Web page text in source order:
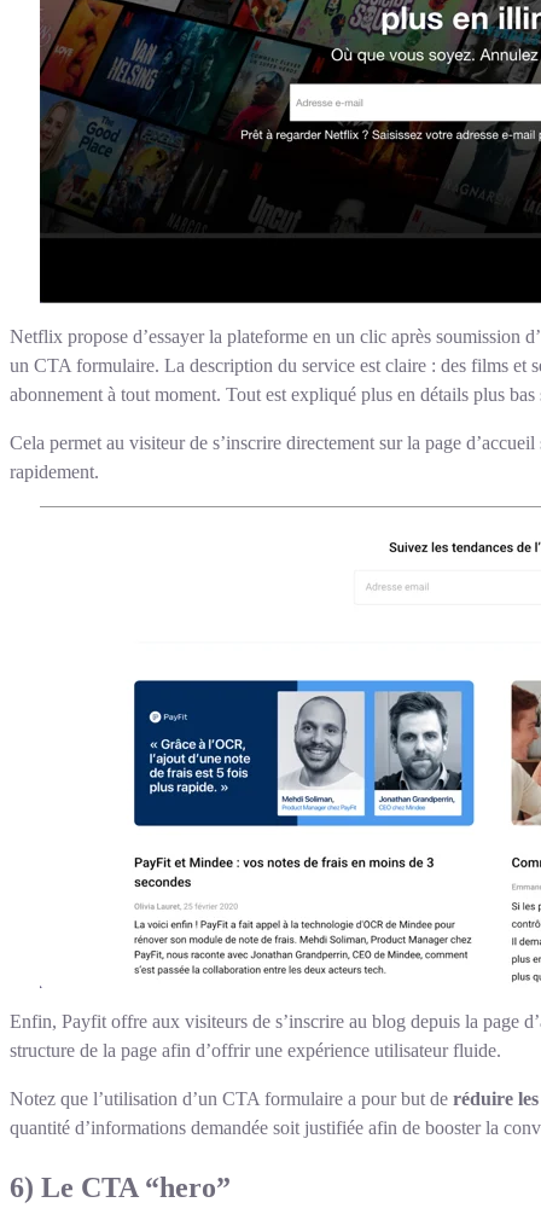
Netflix propose d’essayer la plateforme en un clic après soumission
un CTA formulaire. La description du service est claire : des films et
abonnement à tout moment. Tout est expliqué plus en détails plus
Cela permet au visiteur de s’inscrire directement sur la page
rapidement.
Enfin, Payfit offre aux visiteurs de s’inscrire au blog depuis la page
structure de la page afin d’offrir une expérience utilisateur fluide.
Notez que l’utilisation d’un CTA formulaire a pour but de réduire
quantité d’informations demandée soit justifiée afin de booster la
6) Le CTA “hero”